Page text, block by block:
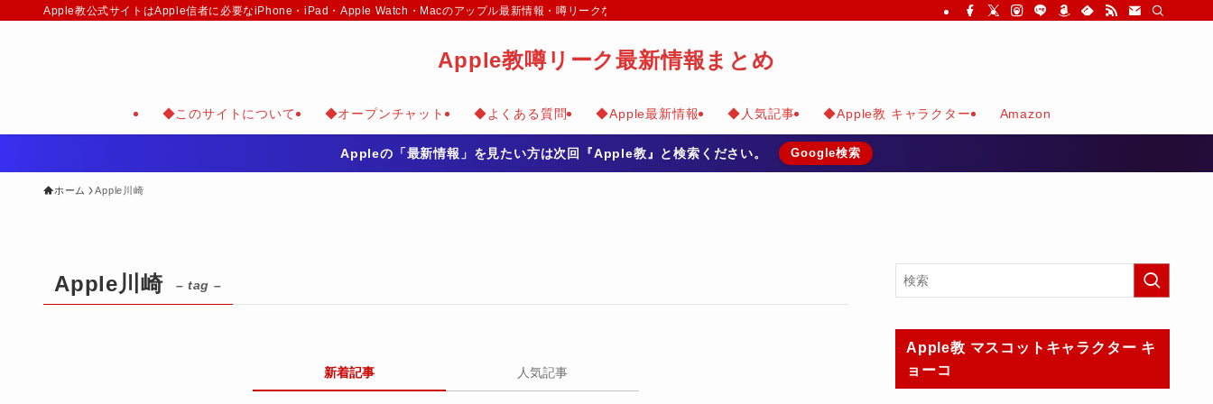
Apple教公式サイトはApple信者に必要なiPhone・iPad・Apple Watch・Macのアップル最新情報・噂リークなどのまとめて掲載
Apple教噂リーク最新情報まとめ
◆このサイトについて ◆オープンチャット ◆よくある質問 ◆Apple最新情報 ◆人気記事 ◆Apple教 キャラクター Amazon
Appleの「最新情報」を見たい方は次回『Apple教』と検索ください。 Google検索
ホーム Apple川崎
Apple川崎 – tag –
新着記事 人気記事
Apple教 マスコットキャラクター キ
ョーコ